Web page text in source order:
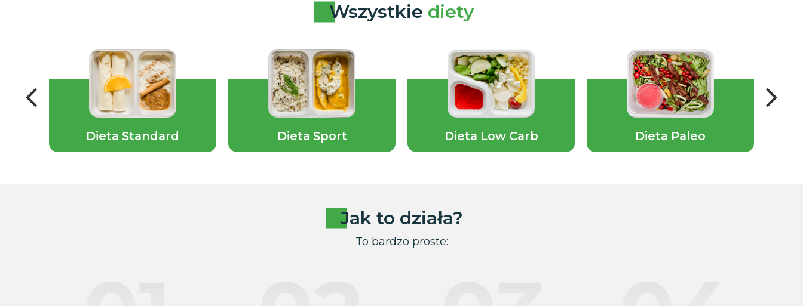
Wszystkie diety
Dieta Standard Dieta Sport Dieta Low Carb Dieta Paleo
Jak to działa?
To bardzo proste: